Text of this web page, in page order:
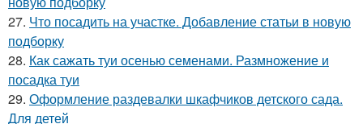
27. Что посадить на участке. Добавление статьи в новую
подборку
28. Как сажать туи осенью семенами. Размножение и
посадка туи
29. Оформление раздевалки шкафчиков детского сада.
Для детей